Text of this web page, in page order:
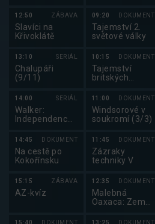
12:50 ZÁBAVA
Slavíci na
Křivoklátě
13:10 SERIÁL
Chalupáři
(9/11)
14:00 SERIÁL
Walker:
Independence
14:45 DOKUMENT
Na cestě po
Kokořínsku
15:15 ZÁBAVA
AZ-kvíz
15:40 DOKUMENT
09:20 DOKUMENT
Tajemství 2.
světové války
10:15 DOKUMENT
Tajemství
britských
paláců (1/8)
11:00 DOKUMENT
Windsorové v
soukromí (3/3)
11:45 DOKUMENT
Zázraky
techniky V
12:35 DOKUMENT
Malebná
Oaxaca: Země
13:25 DOKUMENT